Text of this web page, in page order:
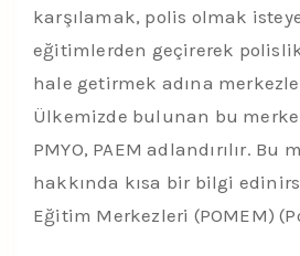
karşılamak, polis olmak
eğitimlerden geçirerek
hale getirmek adına
Ülkemizde bulunan bu
PMYO, PAEM adlandırılır. Bu
hakkında kısa bir bilgi
Eğitim Merkezleri (POMEM)